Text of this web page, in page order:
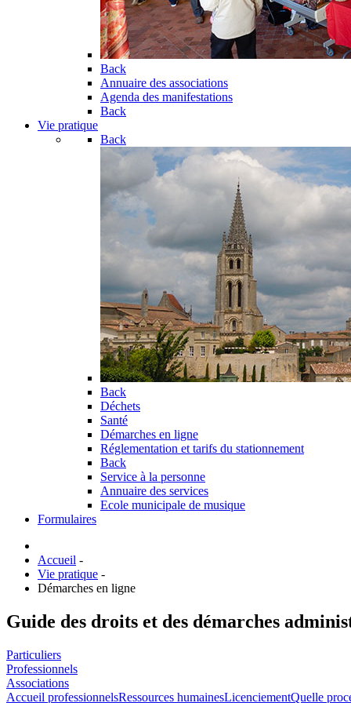
Back
Annuaire des associations
Agenda des manifestations
Back
Vie pratique
Back
Back
Déchets
Santé
Démarches en ligne
Réglementation et tarifs du stationnement
Back
Service à la personne
Annuaire des services
Ecole municipale de musique
Formulaires
Accueil -
Vie pratique -
Démarches en ligne
Guide des droits et des démarches
Particuliers
Professionnels
Associations
Accueil professionnelsRessources humainesLicenciementQuelle